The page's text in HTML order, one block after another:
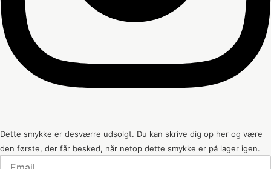
Dette smykke er desværre udsolgt. Du kan skrive dig op her og være
den første, der får besked, når netop dette smykke er på lager igen.